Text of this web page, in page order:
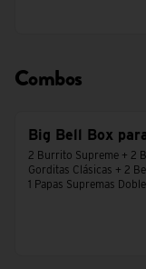
Combos
Big Bell Box
2 Burrito Supreme + 2
Gorditas Clásicas + 2
1 Papas Supremas